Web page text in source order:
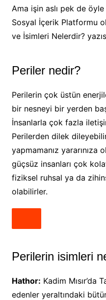
Ama işin aslı pek de
Sosyal İçerik Platformu
ve İsimleri Nelerdir?
Periler nedir?
Perilerin çok üstün
bir nesneyi bir yerden
İnsanlarla çok fazla
Perilerden dilek
yapmamanız yararınıza
güçsüz insanları çok
fiziksel ruhsal ya da
olabilirler.
Perilerin isimleri
Hathor: Kadim Mısır’da
edenler yeraltındaki